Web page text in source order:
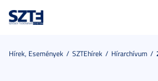
Hírek, Események SZTEhírek Hírarchívum